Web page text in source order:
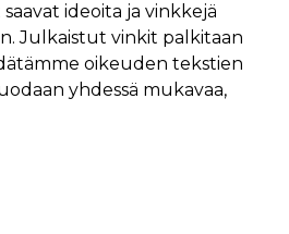
ideoita ja vinkkejä
Julkaistut vinkit palkitaan
oikeuden tekstien
yhdessä mukavaa,